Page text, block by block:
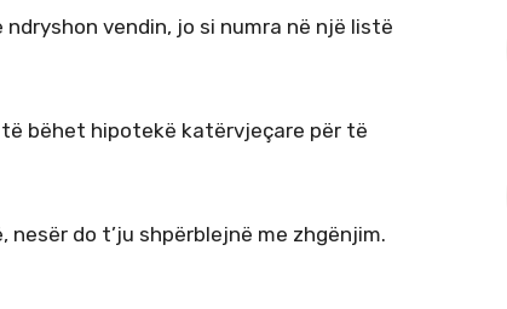
vendin, jo si numra në një listë
të bëhet hipotekë katërvjeçare për të
do t’ju shpërblejnë me zhgënjim.